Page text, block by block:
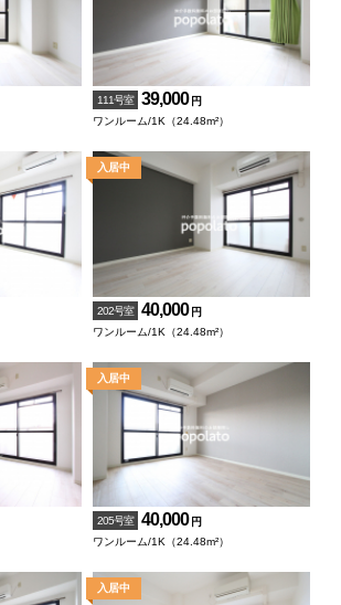
111号室 39,000 円
ワンルーム/1K（24.48m²）
202号室 40,000 円
ワンルーム/1K（24.48m²）
205号室 40,000 円
ワンルーム/1K（24.48m²）